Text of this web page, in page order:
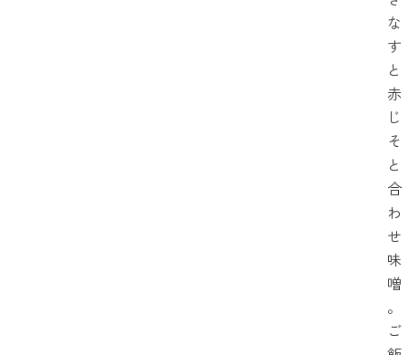
な
す
と
赤
じ
そ
と
合
わ
せ
味
噌
。
ご